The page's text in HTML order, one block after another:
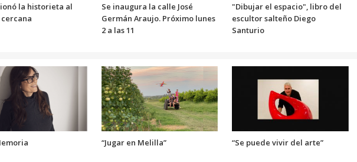
la historieta al
Se inaugura la calle José
Germán Araujo. Próximo lunes
2 a las 11
"Dibujar el espacio", libro del
escultor salteño Diego
Santurio
“Jugar en Melilla” “Se puede vivir del arte”